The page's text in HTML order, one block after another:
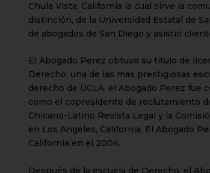
Chula Vista, California la cual sirve la
distinción, de la Universidad Estatal de
de abogados de San Diego y asistió
El Abogado Perez obtuvo su titulo de
Derecho, una de las mas prestigiosas
derecho de UCLA, el Abogado Perez fue
como el copresidente de reclutamiento
Chicano-Latino Revista Legal y la
en Los Angeles, California. El Abogado
California en el 2004.
Después de la escuela de Derecho, el